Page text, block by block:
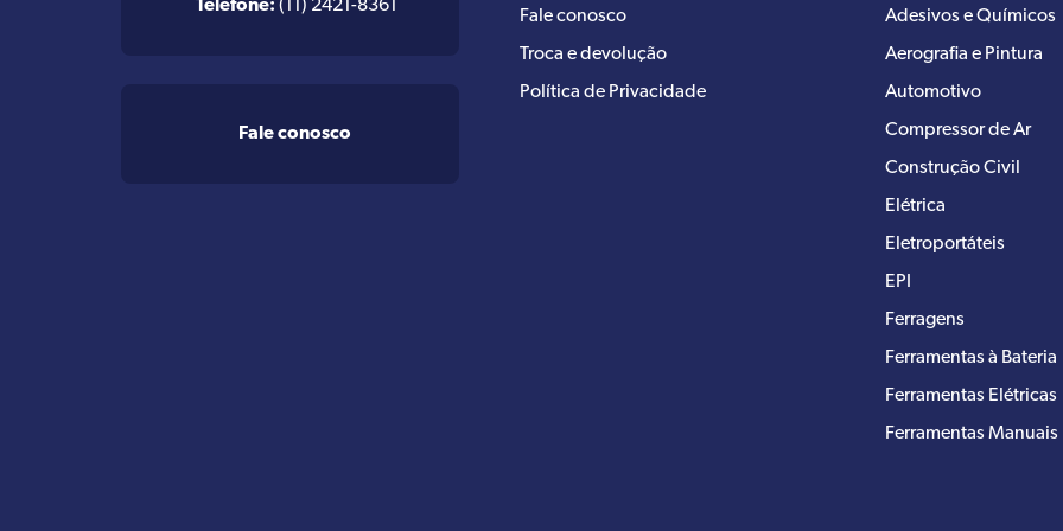
Telefone: (11) 2421-8361
Fale conosco
Fale conosco
Troca e devolução
Política de Privacidade
Adesivos e Químicos
Aerografia e Pintura
Automotivo
Compressor de Ar
Construção Civil
Elétrica
Eletroportáteis
EPI
Ferragens
Ferramentas à Bateria
Ferramentas Elétricas
Ferramentas Manuais